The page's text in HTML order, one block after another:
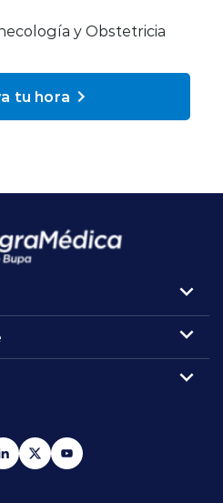
de Horas
y Obstetricia
tu hora